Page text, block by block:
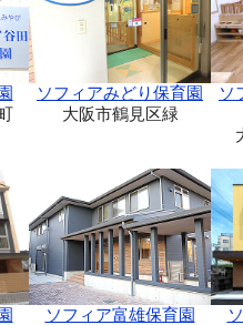
ソフィアみどり保育園
大阪市鶴見区緑
ソ
ソフィア富雄保育園